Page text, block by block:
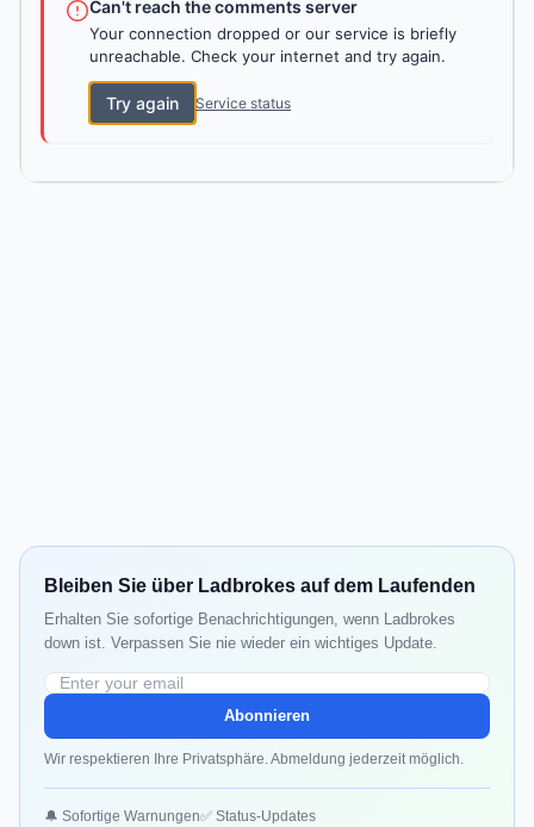
Can't reach the comments server
Your connection dropped or our service is briefly
unreachable. Check your internet and try again.
Try again Service status
Bleiben Sie über Ladbrokes auf dem Laufenden
Erhalten Sie sofortige Benachrichtigungen, wenn Ladbrokes
down ist. Verpassen Sie nie wieder ein wichtiges Update.
Abonnieren
Wir respektieren Ihre Privatsphäre. Abmeldung jederzeit möglich.
🔔 Sofortige Warnungen✅ Status-Updates